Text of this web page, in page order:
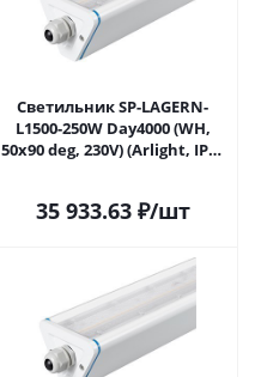
Светильник SP-LAGERN-
L1500-250W Day4000 (WH,
50х90 deg, 230V) (Arlight, IP65
35 933.63₽/шт